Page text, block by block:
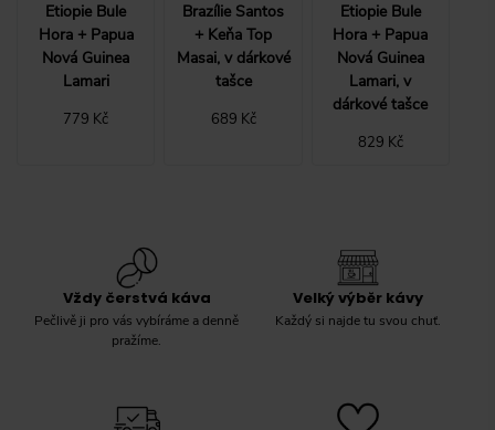
Etiopie Bule
Hora + Papua
Nová Guinea
Lamari
779 Kč
Brazílie Santos
+ Keňa Top
Masai, v dárkové
tašce
689 Kč
Etiopie Bule
Hora + Papua
Nová Guinea
Lamari, v
dárkové tašce
829 Kč
Vždy čerstvá káva
Pečlivě ji pro vás vybíráme a denně
pražíme.
Velký výběr kávy
Každý si najde tu svou chuť.